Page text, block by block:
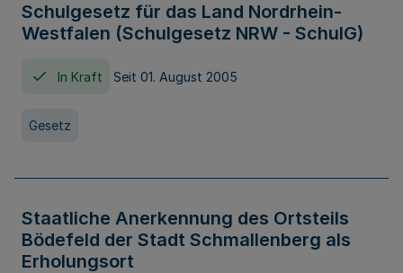
Schulgesetz für das Land Nordrhein-
Westfalen (Schulgesetz NRW - SchulG)
In Kraft Seit 01. August 2005
Gesetz
Staatliche Anerkennung des Ortsteils
Bödefeld der Stadt Schmallenberg als
Erholungsort